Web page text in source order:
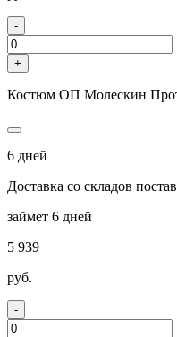
-
+
Костюм ОП Молескин
6 дней
Доставка со складов
займет 6 дней
5 939
руб.
-